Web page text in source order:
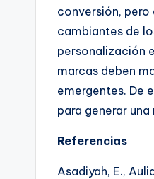
conversión, pero
cambiantes de
personalización
marcas deben
emergentes. De
para generar
Referencias
Asadiyah, E.,